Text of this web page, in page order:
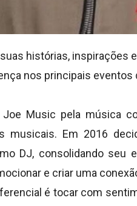
histórias, inspirações
nos principais eventos
Joe Music pela música
musicais. Em 2016
DJ, consolidando seu
e criar uma
é tocar com